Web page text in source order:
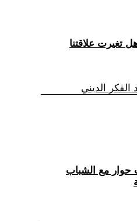
تغيرت علاقتنا
الفكر الديني
حوار مع الشباب